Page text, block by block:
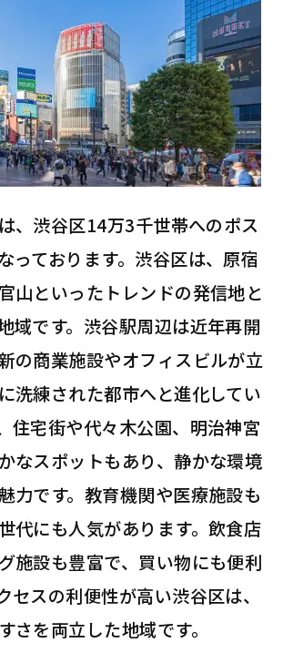
、渋谷区14万3千世帯へのポス
っております。渋谷区は、原宿
山といったトレンドの発信地と
域です。渋谷駅周辺は近年再開
の商業施設やオフィスビルが立
洗練された都市へと進化してい
住宅街や代々木公園、明治神宮
なスポットもあり、静かな環境
力です。教育機関や医療施設も
代にも人気があります。飲食店
施設も豊富で、買い物にも便利
セスの利便性が高い渋谷区は、
さを両立した地域です。